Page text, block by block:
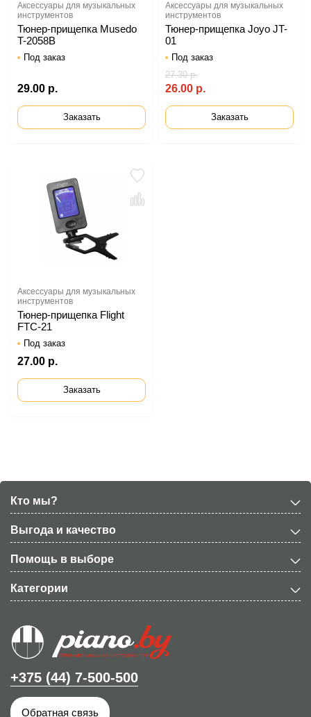
Аксессуары для музыкальных
инструментов
Тюнер-прищепка Musedo
T-2058B
Под заказ
29.00 р.
Заказать
Аксессуары для музыкальных
инструментов
Тюнер-прищепка Joyo JT-
01
Под заказ
26.00 р.
27.30 р.
Заказать
Аксессуары для музыкальных
инструментов
Тюнер-прищепка Flight
FTC-21
Под заказ
27.00 р.
Заказать
Кто мы?
Выгода и качество
Помощь в выборе
Категории
+375 (44) 7-500-500
Обратная связь